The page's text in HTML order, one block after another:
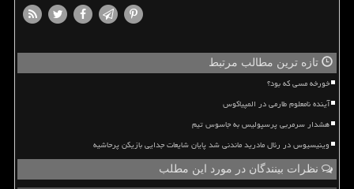
تازه ترین مطالب مرتبط
خورخه مسی که بود؟
آینده نامعلوم طارمی در المپیاکوس
هشدار سرمربی پرسپولیس به جاسوس تیم
وینیسیوس در رئال مادرید ماندنی شد پایان شایعات جدایی بازیکن پرحاشیه
نظرات بینندگان در مورد این مطلب